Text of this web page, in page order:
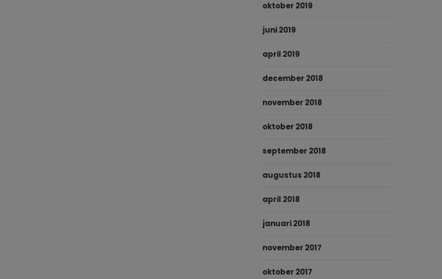
oktober 2019
juni 2019
april 2019
december 2018
november 2018
oktober 2018
september 2018
augustus 2018
april 2018
januari 2018
november 2017
oktober 2017